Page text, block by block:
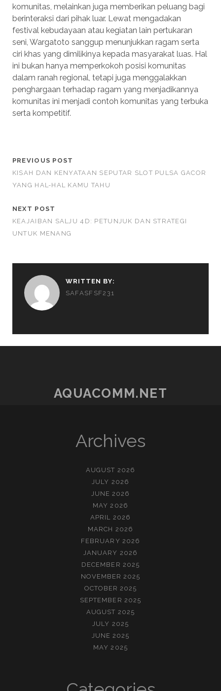
komunitas, melainkan juga memberikan peluang bagi
berinteraksi dari pihak luar. Lewat mengadakan
festival kebudayaan atau kegiatan lain pertukaran
seni, Wargatoto sanggup menunjukkan ragam serta
ciri khas yang dimilikinya kepada masyarakat luas. Hal
ini bukan hanya memperkokoh posisi komunitas
dalam ranah regional, tetapi juga menggalakkan
penghargaan terhadap ragam yang menjadikannya
komunitas ini menjadi contoh komunitas yang terbuka
serta kompetitif.
PREVIOUS POST
KISAH DAN KENYATAAN SEPUTAR SLOT PULSA GACOR
YANG HAL-HAL KAMU TAHU
NEXT POST
KEAJAIBAN SALJU 4D: PETUNJUK DAN STRATEGI
UNTUK MENANG
WRITTEN BY:
SAFASFSF231
AQUACOMM.NET
Archives
AUGUST 2026
JULY 2026
JUNE 2026
MAY 2026
APRIL 2026
MARCH 2026
FEBRUARY 2026
JANUARY 2026
DECEMBER 2025
NOVEMBER 2025
OCTOBER 2025
SEPTEMBER 2025
AUGUST 2025
JULY 2025
JUNE 2025
MAY 2025